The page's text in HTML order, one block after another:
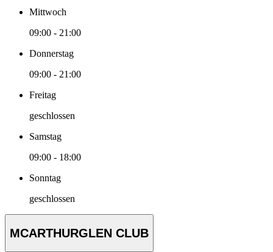
Mittwoch
09:00 - 21:00
Donnerstag
09:00 - 21:00
Freitag
geschlossen
Samstag
09:00 - 18:00
Sonntag
geschlossen
MCARTHURGLEN CLUB